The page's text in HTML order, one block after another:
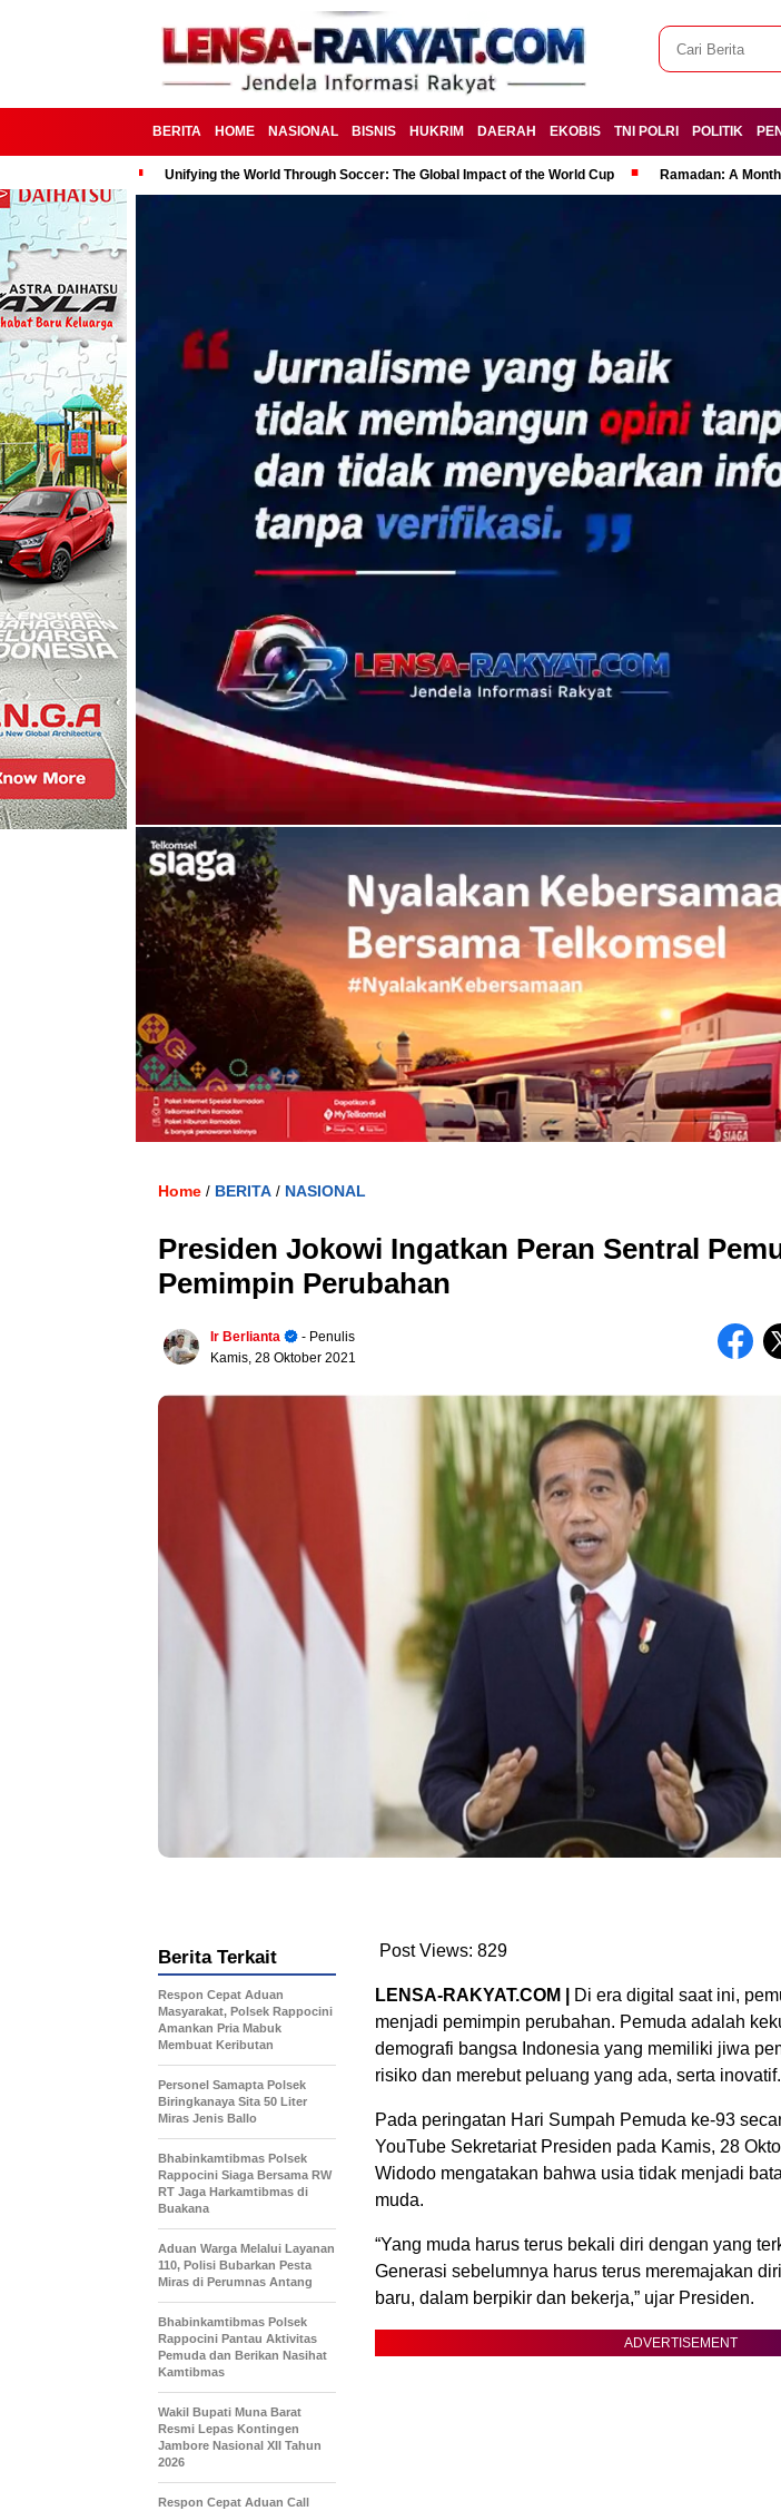
BERITA HOME NASIONAL BISNIS HUKRIM DAERAH EKOBIS TNI POLRI POLITIK
Unifying the World Through Soccer: The Global Impact of the World Cup Ramadan: A
Home / BERITA / NASIONAL
Presiden Jokowi Ingatkan Peran Sentral
Pemimpin Perubahan
Ir Berlianta
- Penulis
Kamis, 28 Oktober 2021
Post Views: 829
LENSA-RAKYAT.COM |
Di era digital saat ini,
menjadi pemimpin perubahan. Pemuda adalah
demografi bangsa Indonesia yang memiliki jiwa
risiko dan merebut peluang yang ada, serta inovatif.
Pada peringatan Hari Sumpah Pemuda ke-93
YouTube Sekretariat Presiden pada Kamis, 28
Widodo mengatakan bahwa usia tidak menjadi
muda.
“Yang muda harus terus bekali diri dengan yang
Generasi sebelumnya harus terus meremajakan
baru, dalam berpikir dan bekerja,” ujar Presiden.
ADVERTISEMENT
Berita Terkait
Respon Cepat Aduan
Masyarakat, Polsek Rappocini
Amankan Pria Mabuk
Membuat Keributan
Personel Samapta Polsek
Biringkanaya Sita 50 Liter
Miras Jenis Ballo
Bhabinkamtibmas Polsek
Rappocini Siaga Bersama RW
RT Jaga Harkamtibmas di
Buakana
Aduan Warga Melalui Layanan
110, Polisi Bubarkan Pesta
Miras di Perumnas Antang
Bhabinkamtibmas Polsek
Rappocini Pantau Aktivitas
Pemuda dan Berikan Nasihat
Kamtibmas
Wakil Bupati Muna Barat
Resmi Lepas Kontingen
Jambore Nasional XII Tahun
2026
Respon Cepat Aduan Call